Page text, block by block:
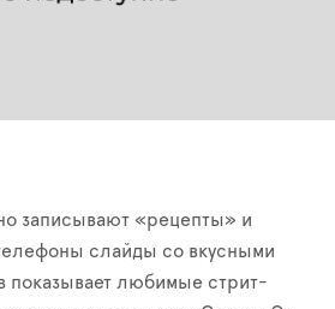
записывают «рецепты» и
слайды со вкусными
показывает любимые стрит-